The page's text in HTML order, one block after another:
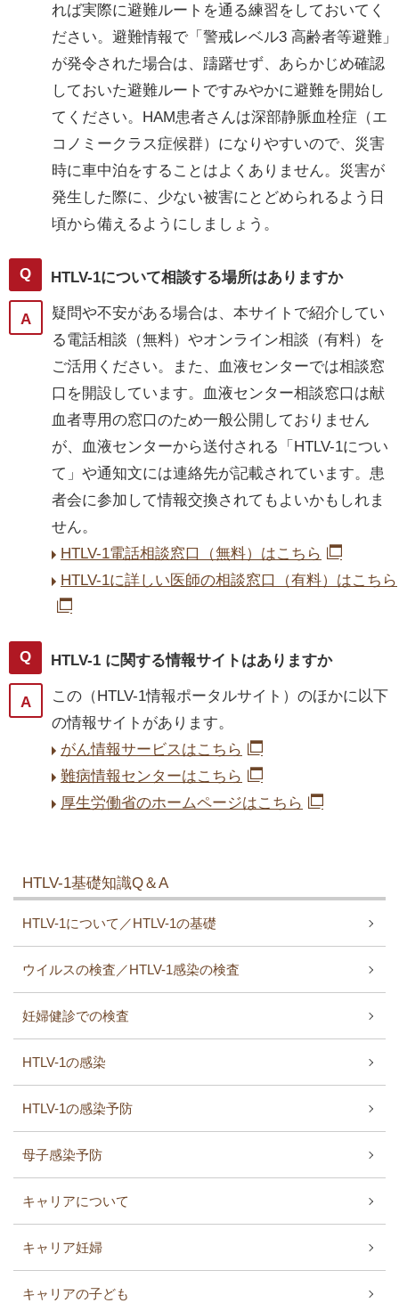
れば実際に避難ルートを通る練習をしておいてく
ださい。避難情報で「警戒レベル3 高齢者等避難」
が発令された場合は、躊躇せず、あらかじめ確認
しておいた避難ルートですみやかに避難を開始し
てください。HAM患者さんは深部静脈血栓症（エ
コノミークラス症候群）になりやすいので、災害
時に車中泊をすることはよくありません。災害が
発生した際に、少ない被害にとどめられるよう日
頃から備えるようにしましょう。
HTLV-1について相談する場所はありますか
疑問や不安がある場合は、本サイトで紹介してい
る電話相談（無料）やオンライン相談（有料）を
ご活用ください。また、血液センターでは相談窓
口を開設しています。血液センター相談窓口は献
血者専用の窓口のため一般公開しておりません
が、血液センターから送付される「HTLV-1につい
て」や通知文には連絡先が記載されています。患
者会に参加して情報交換されてもよいかもしれま
せん。
HTLV-1電話相談窓口（無料）はこちら
HTLV-1に詳しい医師の相談窓口（有料）はこちら
HTLV-1 に関する情報サイトはありますか
この（HTLV-1情報ポータルサイト）のほかに以下
の情報サイトがあります。
がん情報サービスはこちら
難病情報センターはこちら
厚生労働省のホームページはこちら
HTLV-1基礎知識Q＆A
HTLV-1について／HTLV-1の基礎
ウイルスの検査／HTLV-1感染の検査
妊婦健診での検査
HTLV-1の感染
HTLV-1の感染予防
母子感染予防
キャリアについて
キャリア妊婦
キャリアの子ども